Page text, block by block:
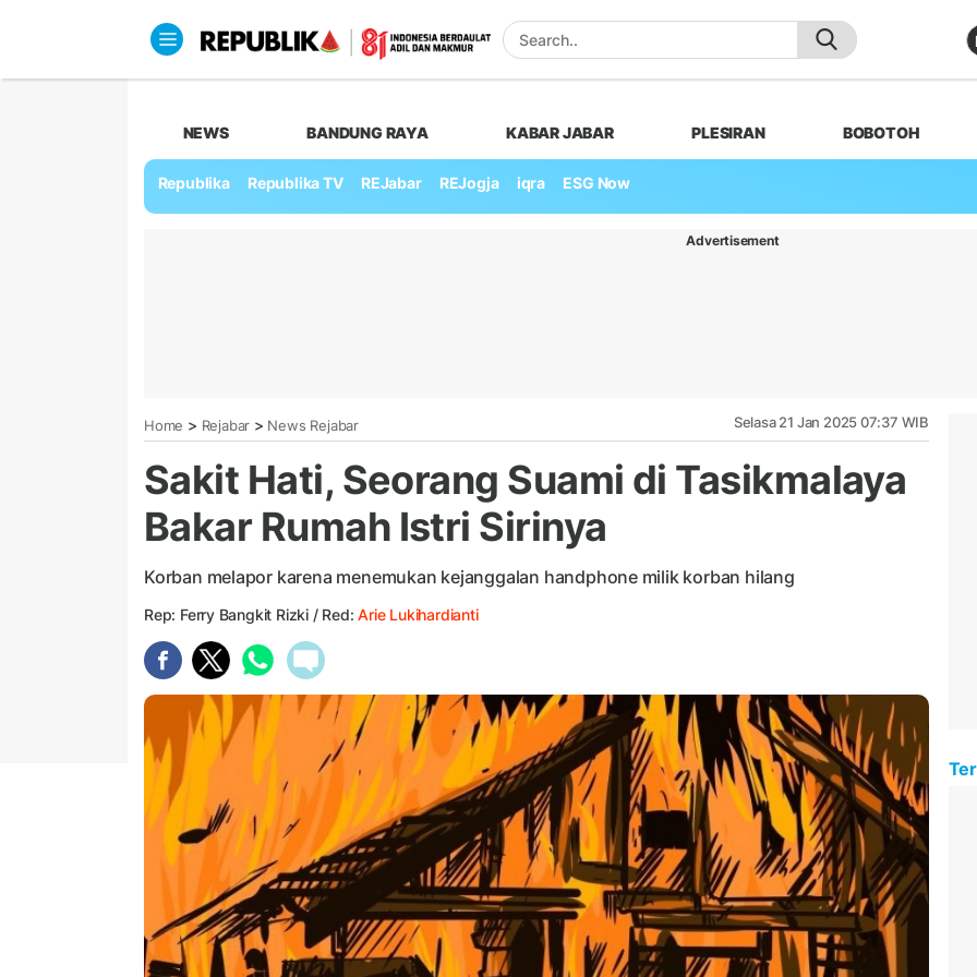
NEWS BANDUNG RAYA KABAR JABAR PLESIRAN BOBOTOH
Republika Republika TV REJabar REJogja iqra ESG Now
Advertisement
Home > Rejabar > News Rejabar Selasa 21 Jan 2025 07:37 WIB
Sakit Hati, Seorang Suami di Tasikmalaya
Bakar Rumah Istri Sirinya
Korban melapor karena menemukan kejanggalan handphone milik korban hilang
Rep: Ferry Bangkit Rizki / Red:Arie Lukihardianti